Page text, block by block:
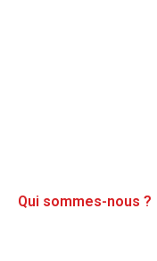
Qui sommes-nous ?